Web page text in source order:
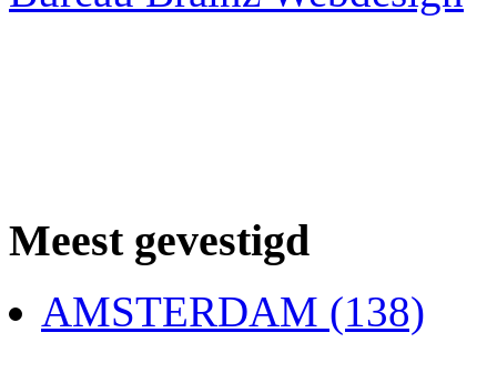
Meest gevestigd
AMSTERDAM (138)